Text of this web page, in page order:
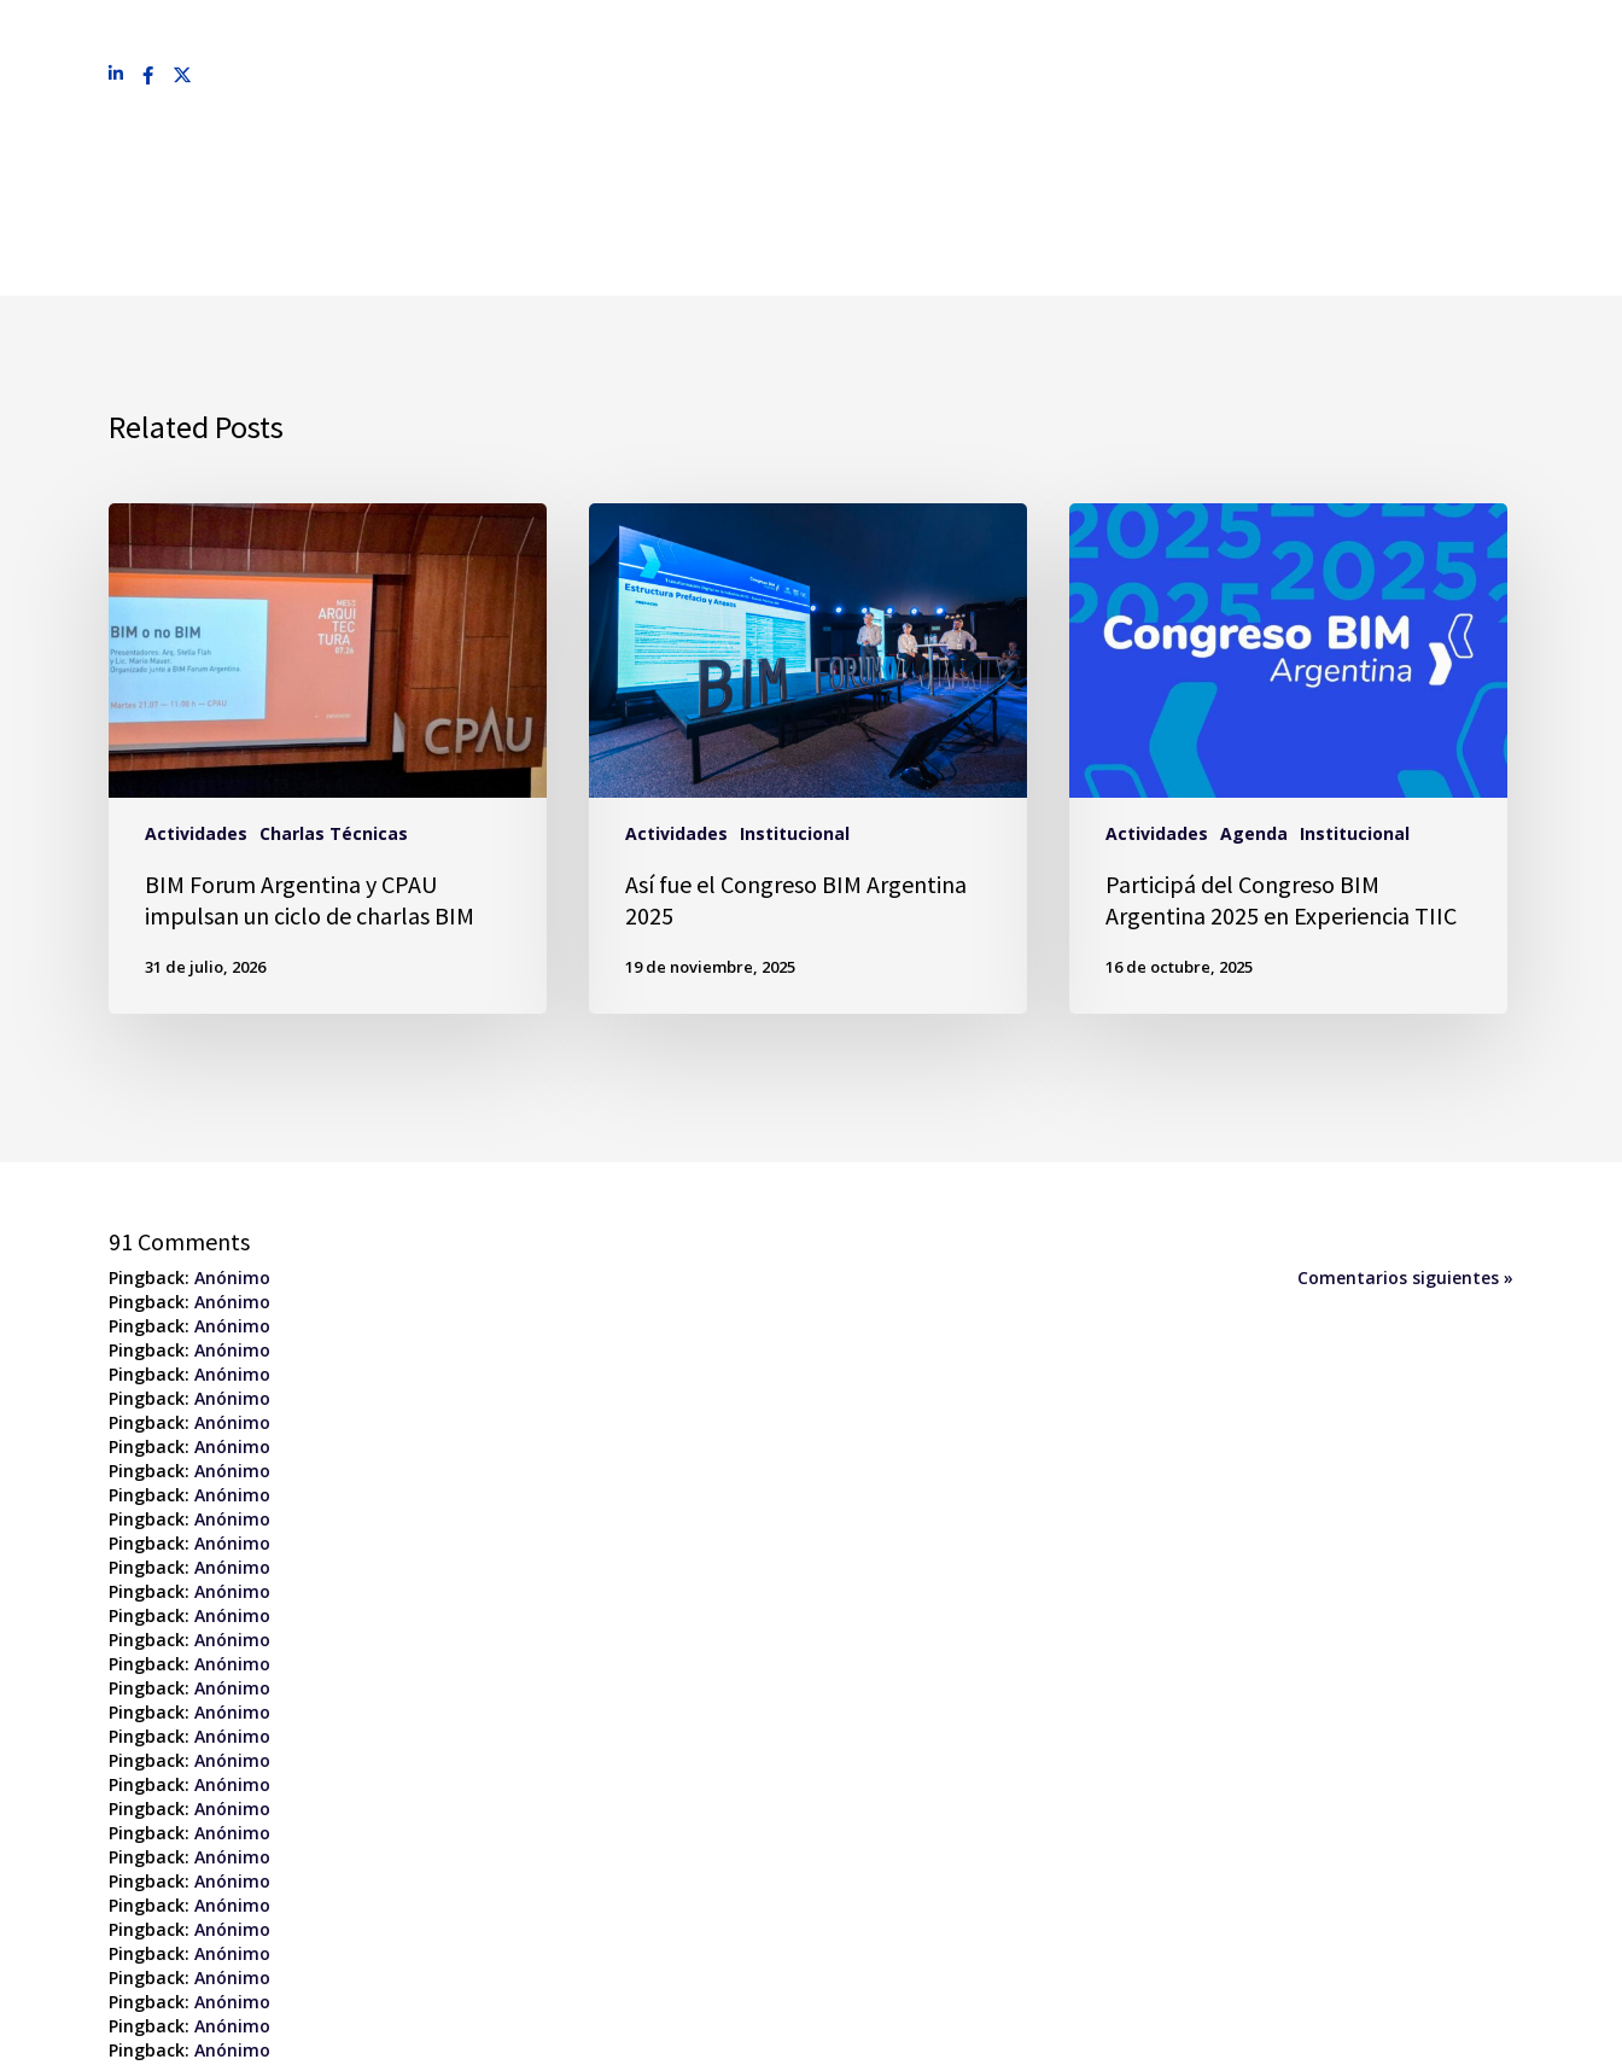
Related Posts
Actividades Charlas Técnicas
BIM Forum Argentina y CPAU
impulsan un ciclo de charlas BIM
31 de julio, 2026
Actividades Institucional
Así fue el Congreso BIM Argentina
2025
19 de noviembre, 2025
Actividades Agenda Institucional
Participá del Congreso BIM
Argentina 2025 en Experiencia TIIC
16 de octubre, 2025
91 Comments
Comentarios siguientes »
Pingback: Anónimo
Pingback: Anónimo
Pingback: Anónimo
Pingback: Anónimo
Pingback: Anónimo
Pingback: Anónimo
Pingback: Anónimo
Pingback: Anónimo
Pingback: Anónimo
Pingback: Anónimo
Pingback: Anónimo
Pingback: Anónimo
Pingback: Anónimo
Pingback: Anónimo
Pingback: Anónimo
Pingback: Anónimo
Pingback: Anónimo
Pingback: Anónimo
Pingback: Anónimo
Pingback: Anónimo
Pingback: Anónimo
Pingback: Anónimo
Pingback: Anónimo
Pingback: Anónimo
Pingback: Anónimo
Pingback: Anónimo
Pingback: Anónimo
Pingback: Anónimo
Pingback: Anónimo
Pingback: Anónimo
Pingback: Anónimo
Pingback: Anónimo
Pingback: Anónimo